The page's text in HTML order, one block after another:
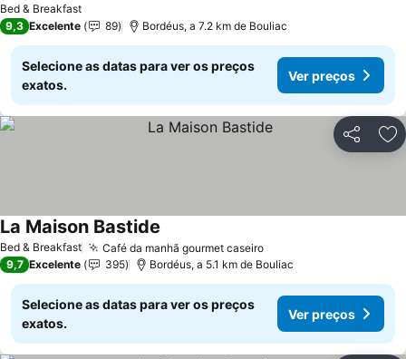
Bed & Breakfast
9,3 Excelente 89 Bordéus, a 7.2 km de Bouliac
Selecione as datas para ver os preços
exatos.
Ver preços
Partilhar
Bed & Breakfast Café da manhã gourmet caseiro
La Maison Bastide
9,7 Excelente 395 Bordéus, a 5.1 km de Bouliac
Selecione as datas para ver os preços
exatos.
Ver preços